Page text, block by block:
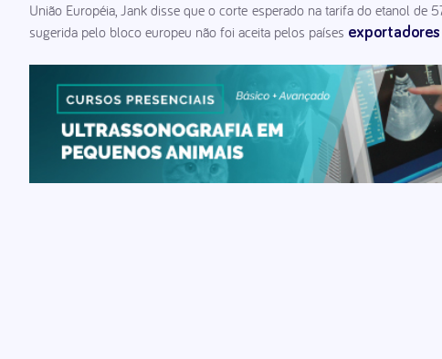
União Européia, Jank disse que o corte esperado na tarifa do etanol
sugerida pelo bloco europeu não foi aceita pelos países